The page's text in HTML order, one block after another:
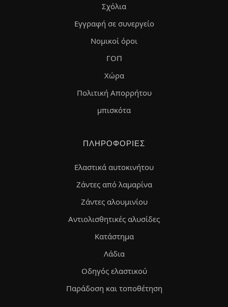
Σχόλια
Εγγραφή σε συνεργείο
Νομικοί όροι
ΓΟΠ
Χώρα
Πολιτική Απορρήτου
μπισκότα
ΠΛΗΡΟΦΟΡΊΕΣ
Ελαστικά αυτοκινήτου
Ζάντες από λαμαρίνα
Ζάντες αλουμινίου
Αντιολισθητικές αλυσίδες
Κατάστημα
Λάδια
Οδηγός ελαστικού
Παράδοση και τοποθέτηση